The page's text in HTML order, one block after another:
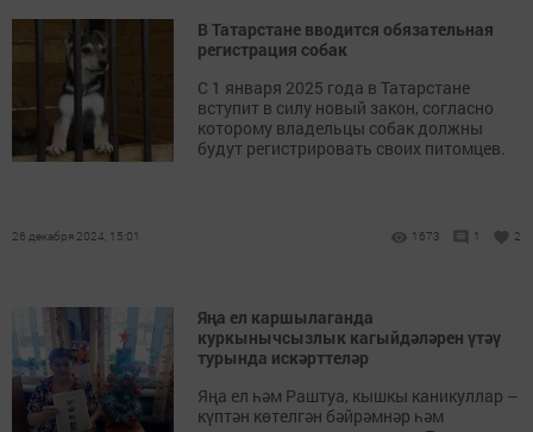
В Татарстане вводится обязательная
регистрация собак
С 1 января 2025 года в Татарстане
вступит в силу новый закон, согласно
которому владельцы собак должны
будут регистрировать своих питомцев.
26 декабря 2024, 15:01 1673 1 2
Яңа ел каршылаганда
куркынычсызлык кагыйдәләрен үтәү
турында искәрттеләр
Яңа ел һәм Раштуа, кышкы каникуллар –
күптән көтелгән бәйрәмнәр һәм